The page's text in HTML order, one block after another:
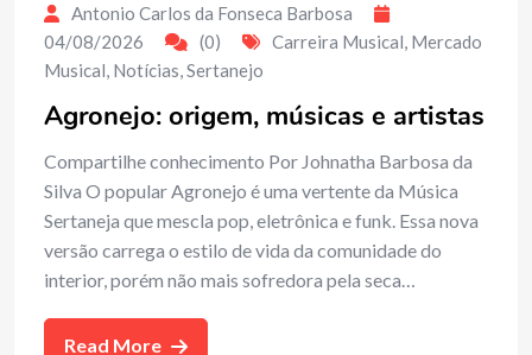
Antonio Carlos da Fonseca Barbosa
04/08/2026
(0) Carreira Musical Mercado
Musical Notícias Sertanejo
Agronejo: origem, músicas e artistas
Compartilhe conhecimento Por Johnatha Barbosa da
Silva O popular Agronejo é uma vertente da Música
Sertaneja que mescla pop, eletrônica e funk. Essa nova
versão carrega o estilo de vida da comunidade do
interior, porém não mais sofredora pela seca…
Read More